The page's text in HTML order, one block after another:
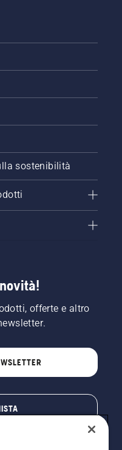
sostenibilità
offerte e altro